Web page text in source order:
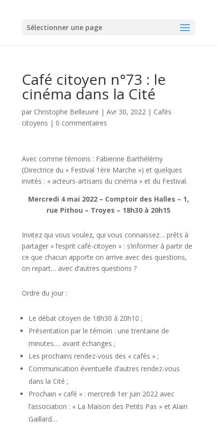
Sélectionner une page
Café citoyen n°73 : le
cinéma dans la Cité
par Christophe Belleuvre | Avr 30, 2022| Cafés
citoyens | 0 commentaires
Avec comme témoins : Fabienne Barthélémy
(Directrice du « Festival 1ère Marche ») et quelques
invités : « acteurs-artisans du cinéma » et du Festival.
Mercredi 4 mai 2022 – Comptoir des Halles – 1,
rue Pithou – Troyes – 18h30 à 20h15
Invitez qui vous voulez, qui vous connaissez… prêts à
partager « l’esprit café-citoyen » : s’informer à partir de
ce que chacun apporte on arrive avec des questions,
on repart… avec d’autres questions ?
Ordre du jour :
Le débat citoyen de 18h30 à 20h10 ;
Présentation par le témoin : une trentaine de
minutes…. avant échanges ;
Les prochains rendez-vous des « cafés » ;
Communication éventuelle d’autres rendez-vous
dans la Cité ;
Prochain « café » : mercredi 1er juin 2022 avec
l’association : « La Maison des Petits Pas » et Alain
Gaillard…